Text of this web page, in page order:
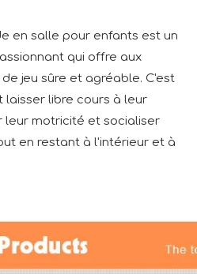
en salle pour enfants est un
qui offre aux
jeu sûre et agréable. C'est
laisser libre cours à leur
leur motricité et socialiser
en restant à l'intérieur et à